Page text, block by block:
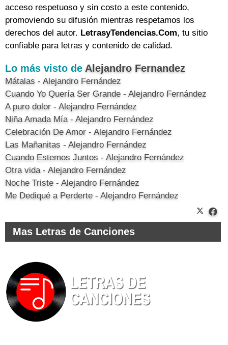
acceso respetuoso y sin costo a este contenido,
promoviendo su difusión mientras respetamos los
derechos del autor. LetrasyTendencias.Com, tu sitio
confiable para letras y contenido de calidad.
Lo más visto de Alejandro Fernandez
Mátalas - Alejandro Fernández
Cuando Yo Quería Ser Grande - Alejandro Fernández
A puro dolor - Alejandro Fernández
Niña Amada Mía - Alejandro Fernández
Celebración De Amor - Alejandro Fernández
Las Mañanitas - Alejandro Fernández
Cuando Estemos Juntos - Alejandro Fernández
Otra vida - Alejandro Fernández
Noche Triste - Alejandro Fernández
Me Dediqué a Perderte - Alejandro Fernández
Mas Letras de Canciones